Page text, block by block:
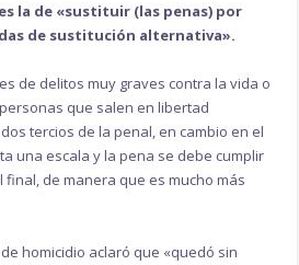
la de «sustituir (las penas) por
de sustitución alternativa».
de delitos muy graves contra la vida o
que salen en libertad
tercios de la penal, en cambio en el
una escala y la pena se debe cumplir
de manera que es mucho más
homicidio aclaró que «quedó sin